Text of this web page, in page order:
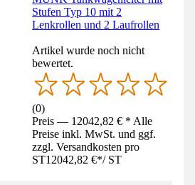
Stufen Typ 10 mit 2
Lenkrollen und 2 Laufrollen
Artikel wurde noch nicht
bewertet.
(0)
Preis — 12042,82 € * Alle
Preise inkl. MwSt. und ggf.
zzgl. Versandkosten pro
ST12042,82 €*/ ST